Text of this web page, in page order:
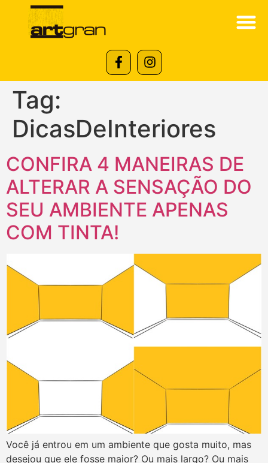
Tag:
DicasDeInteriores
CONFIRA 4 MANEIRAS DE
ALTERAR A SENSAÇÃO DO
SEU AMBIENTE APENAS
COM TINTA!
Você já entrou em um ambiente que gosta muito, mas
desejou que ele fosse maior? Ou mais largo? Ou mais